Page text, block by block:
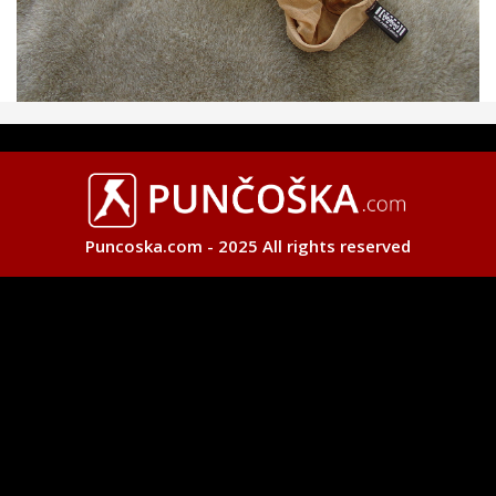
Puncoska.com - 2025 All rights reserved